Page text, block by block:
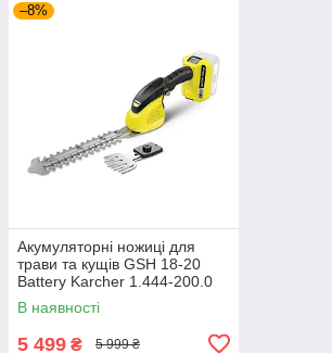
–8%
Акумуляторні ножиці для
трави та кущів GSH 18-20
Battery Karcher 1.444-200.0
В наявності
5 499 ₴ 5 999 ₴